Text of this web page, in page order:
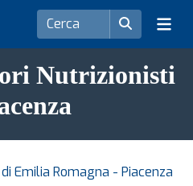
Nutrizionisti
Emilia Romagna - Piacenza